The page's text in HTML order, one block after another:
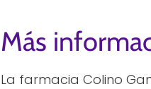
Más
La farmacia Colino